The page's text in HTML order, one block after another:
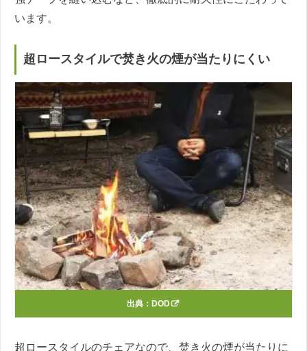
います。
超ロースタイルで焚き火の煙が当たりにくい
出典： DOD
超ロースタイルのチェアなので、焚き火の煙が当たりに